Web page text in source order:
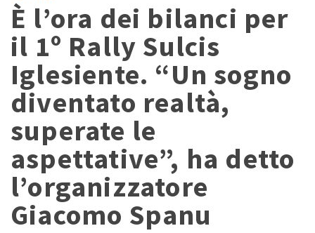
È l’ora dei bilanci per
il 1º Rally Sulcis
Iglesiente. “Un sogno
diventato realtà,
superate le
aspettative”, ha detto
l’organizzatore
Giacomo Spanu